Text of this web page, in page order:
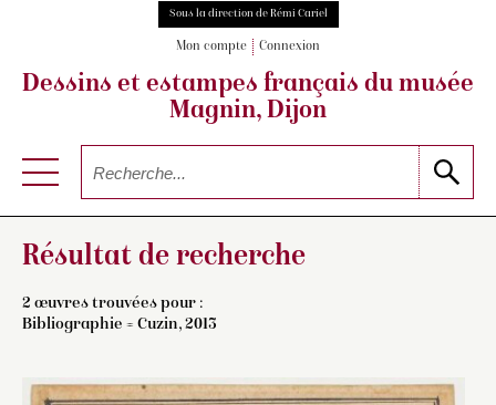
Sous la direction de Rémi Cariel
Mon compte Connexion
Dessins et estampes français du musée
Magnin, Dijon
Résultat de recherche
2 œuvres trouvées pour :
Bibliographie = Cuzin, 2013